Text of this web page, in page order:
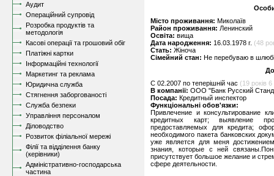
Аудит
Операційний супровід
Розробка продуктів та
методологія
Касові операції та грошовий обіг
Платіжні картки
Інформаційні технології
Маркетинг та реклама
Юридична служба
Стягнення заборгованості
Служба безпеки
Управління персоналом
Діловодство
Розвиток філіальної мережі
Філії та відділення банку
(керівники)
Адміністративно-господарська
частина
Місто проживання: Миколаїв
Район проживання: Ленинский
Освіта: вища
Дата народження: 16.03.1978 г. (48
Стать: Жіноча
Сімейний стан: Не перебуваю в
C 02.2007 по теперішній час (19 років 6
В компанії: ООО "Банк Русский
Посада: Кредитный инспектор
Функціональні обов'язки:
Привлечение и консультирование
кредитных карт; выявление
предоставляемых для кредита;
необходимого пакета банковских
уже является для меня
знания, которые с ней
присутствует большое желание и
сфере деятельности.